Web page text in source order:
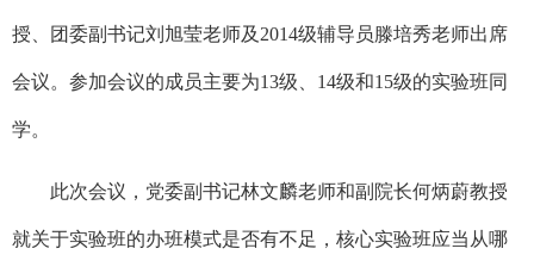
授、团委副书记刘旭莹老师及2014级辅导员滕培秀老师出席
会议。参加会议的成员主要为13级、14级和15级的实验班同
学。
此次会议，党委副书记林文麟老师和副院长何炳蔚教授
就关于实验班的办班模式是否有不足，核心实验班应当从哪